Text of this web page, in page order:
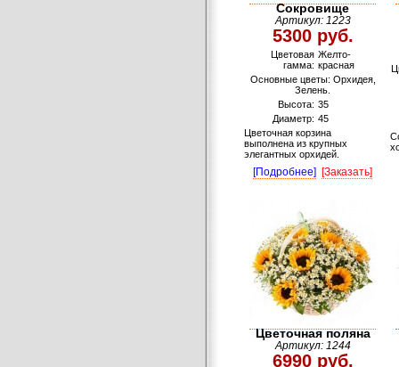
Сокровище
Артикул: 1223
5300 руб.
Цветовая
гамма:
Желто-
красная
Основные цветы: Орхидея,
Зелень.
Высота: 35
Диаметр: 45
Цветочная корзина
выполнена из крупных
элегантных орхидей.
[Подробнее] [Заказать]
Цветочная поляна
Артикул: 1244
6990 руб.